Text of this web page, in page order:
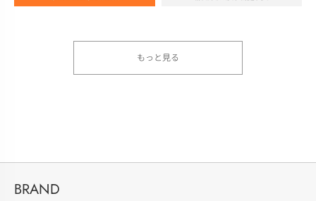
もっと見る
BRAND